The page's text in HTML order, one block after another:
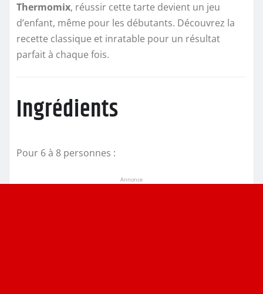
Thermomix, réussir cette tarte devient un jeu
d’enfant, même pour les débutants. Découvrez la
recette classique et inratable pour un résultat
parfait à chaque fois.
Ingrédients
Pour 6 à 8 personnes :
Annonce